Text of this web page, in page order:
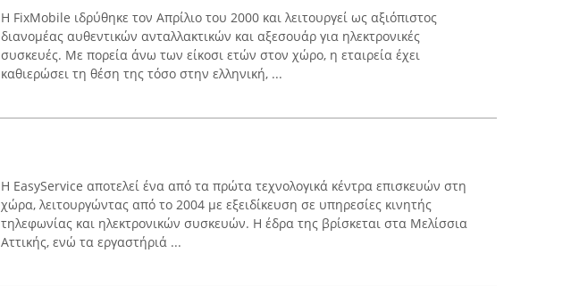
Η FixMobile ιδρύθηκε τον Απρίλιο του 2000 και λειτουργεί ως αξιόπιστος
διανομέας αυθεντικών ανταλλακτικών και αξεσουάρ για ηλεκτρονικές
συσκευές. Με πορεία άνω των είκοσι ετών στον χώρο, η εταιρεία έχει
καθιερώσει τη θέση της τόσο στην ελληνική, ...
Η EasyService αποτελεί ένα από τα πρώτα τεχνολογικά κέντρα επισκευών στη
χώρα, λειτουργώντας από το 2004 με εξειδίκευση σε υπηρεσίες κινητής
τηλεφωνίας και ηλεκτρονικών συσκευών. Η έδρα της βρίσκεται στα Μελίσσια
Αττικής, ενώ τα εργαστήριά ...